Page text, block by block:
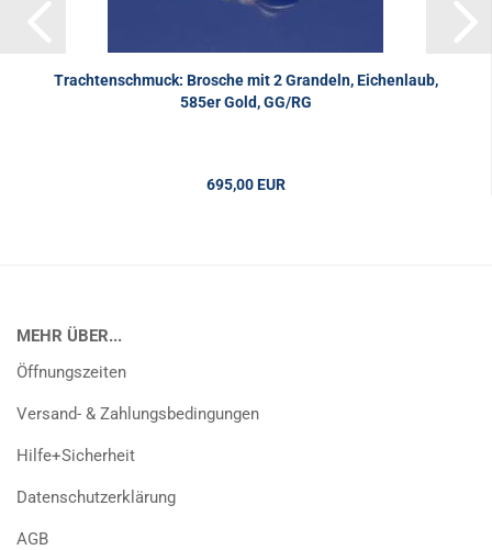
Trachtenschmuck: Brosche mit 2 Grandeln, Eichenlaub,
585er Gold, GG/RG
695,00 EUR
MEHR ÜBER...
Öffnungszeiten
Versand- & Zahlungsbedingungen
Hilfe+Sicherheit
Datenschutzerklärung
AGB